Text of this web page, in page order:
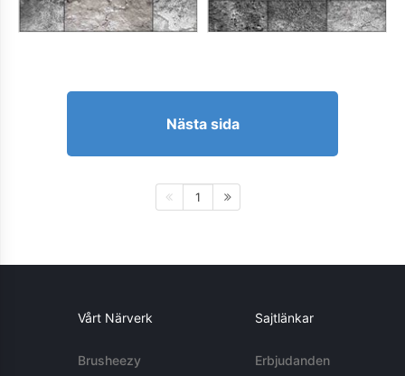
Nästa sida
1
Vårt Närverk
Brusheezy
Sajtlänkar
Erbjudanden